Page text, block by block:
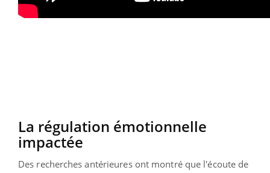
La régulation émotionnelle
impactée
Des recherches antérieures ont montré que l'écoute de